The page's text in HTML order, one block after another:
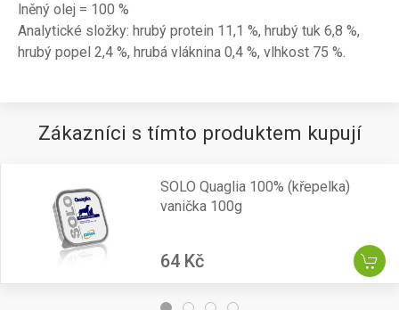
lněný olej = 100 %
Analytické složky: hrubý protein 11,1 %, hrubý tuk 6,8 %,
hrubý popel 2,4 %, hrubá vláknina 0,4 %, vlhkost 75 %.
Zákazníci s tímto produktem kupují
SOLO Quaglia 100% (křepelka)
vanička 100g
64 Kč